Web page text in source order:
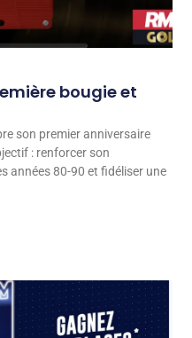
bougie et
son premier anniversaire
: renforcer son
années 80-90 et fidéliser une